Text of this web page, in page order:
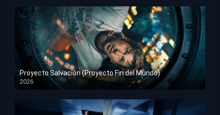
Proyecto Salvación (Proyecto Fin del Mundo)
2026
HD 1080p